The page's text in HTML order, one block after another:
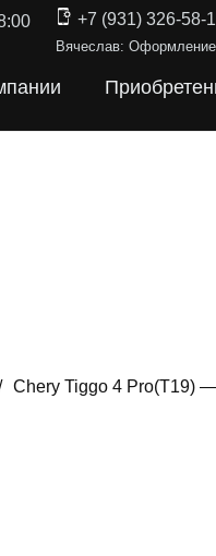
+7 (931) 326-58-
Вячеслав:
Chery Tiggo 4 Pro(T19)